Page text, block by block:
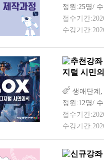
정원:25명/
접수기간
수강기간
지털 시민
생애단계
정원:12명/
접수기간
수강기간